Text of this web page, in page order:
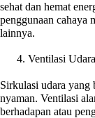
sehat dan hemat
penggunaan cahaya
lainnya.
Ventilasi Udara
Sirkulasi udara yang
nyaman. Ventilasi
berhadapan atau